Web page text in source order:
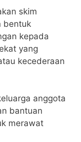
skim
bentuk
kepada
yang
kecederaan
anggota
bantuan
merawat